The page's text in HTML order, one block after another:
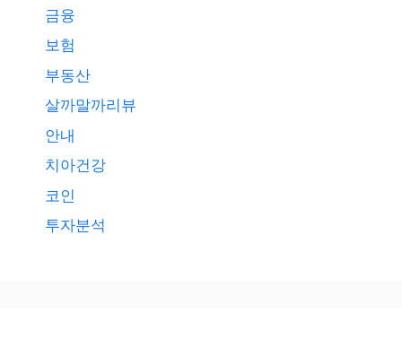
금융
보험
부동산
살까말까리뷰
안내
치아건강
코인
투자분석